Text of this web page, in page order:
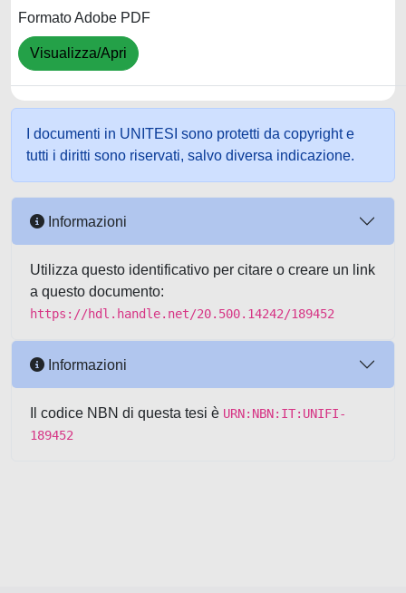
Formato Adobe PDF
Visualizza/Apri
I documenti in UNITESI sono protetti da copyright e
tutti i diritti sono riservati, salvo diversa indicazione.
Informazioni
Utilizza questo identificativo per citare o creare un link
a questo documento:
https://hdl.handle.net/20.500.14242/189452
Informazioni
Il codice NBN di questa tesi è URN:NBN:IT:UNIFI-
189452